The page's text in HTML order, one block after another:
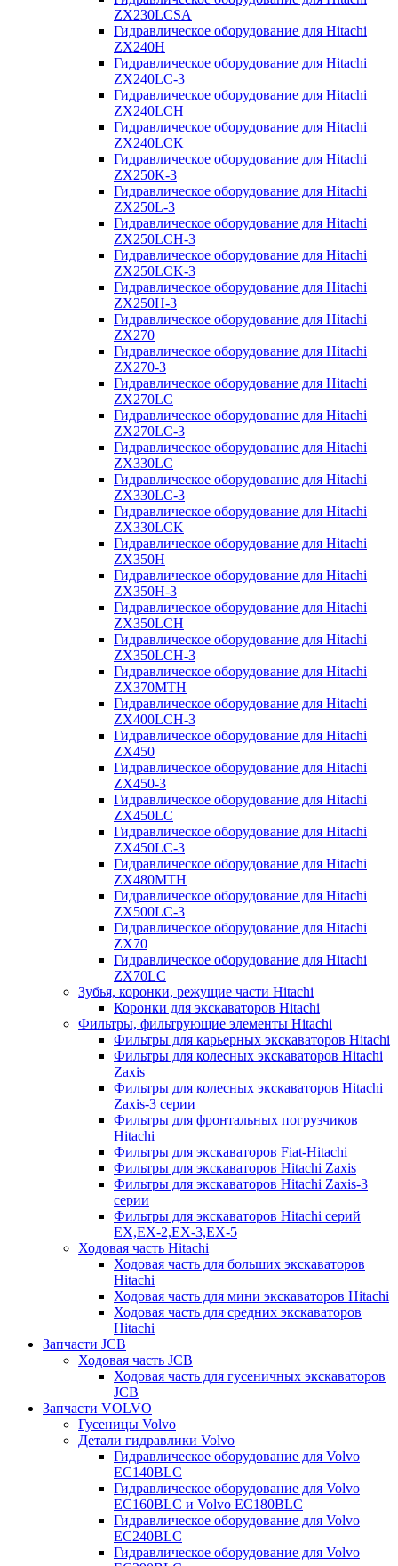
ZX230LCSA
Гидравлическое оборудование для Hitachi
ZX240H
Гидравлическое оборудование для Hitachi
ZX240LC-3
Гидравлическое оборудование для Hitachi
ZX240LCH
Гидравлическое оборудование для Hitachi
ZX240LCK
Гидравлическое оборудование для Hitachi
ZX250K-3
Гидравлическое оборудование для Hitachi
ZX250L-3
Гидравлическое оборудование для Hitachi
ZX250LCH-3
Гидравлическое оборудование для Hitachi
ZX250LCK-3
Гидравлическое оборудование для Hitachi
ZX250Н-3
Гидравлическое оборудование для Hitachi
ZX270
Гидравлическое оборудование для Hitachi
ZX270-3
Гидравлическое оборудование для Hitachi
ZX270LC
Гидравлическое оборудование для Hitachi
ZX270LC-3
Гидравлическое оборудование для Hitachi
ZX330LC
Гидравлическое оборудование для Hitachi
ZX330LC-3
Гидравлическое оборудование для Hitachi
ZX330LCK
Гидравлическое оборудование для Hitachi
ZX350H
Гидравлическое оборудование для Hitachi
ZX350H-3
Гидравлическое оборудование для Hitachi
ZX350LCH
Гидравлическое оборудование для Hitachi
ZX350LCH-3
Гидравлическое оборудование для Hitachi
ZX370MTH
Гидравлическое оборудование для Hitachi
ZX400LCH-3
Гидравлическое оборудование для Hitachi
ZX450
Гидравлическое оборудование для Hitachi
ZX450-3
Гидравлическое оборудование для Hitachi
ZX450LC
Гидравлическое оборудование для Hitachi
ZX450LC-3
Гидравлическое оборудование для Hitachi
ZX480MTH
Гидравлическое оборудование для Hitachi
ZX500LC-3
Гидравлическое оборудование для Hitachi
ZX70
Гидравлическое оборудование для Hitachi
ZX70LC
Зубья, коронки, режущие части Hitachi
Коронки для экскаваторов Hitachi
Фильтры, фильтрующие элементы Hitachi
Фильтры для карьерных экскаваторов Hitachi
Фильтры для колесных экскаваторов Hitachi
Zaxis
Фильтры для колесных экскаваторов Hitachi
Zaxis-3 серии
Фильтры для фронтальных погрузчиков
Hitachi
Фильтры для экскаваторов Fiat-Hitachi
Фильтры для экскаваторов Hitachi Zaxis
Фильтры для экскаваторов Hitachi Zaxis-3
серии
Фильтры для экскаваторов Hitachi серий
EX,EX-2,EX-3,EX-5
Ходовая часть Hitachi
Ходовая часть для больших экскаваторов
Hitachi
Ходовая часть для мини экскаваторов Hitachi
Ходовая часть для средних экскаваторов
Hitachi
Запчасти JCB
Ходовая часть JCB
Ходовая часть для гусеничных экскаваторов
JCB
Запчасти VOLVO
Гусеницы Volvo
Детали гидравлики Volvo
Гидравлическое оборудование для Volvo
EC140BLC
Гидравлическое оборудование для Volvo
EC160BLC и Volvo EC180BLC
Гидравлическое оборудование для Volvo
EC240BLC
Гидравлическое оборудование для Volvo